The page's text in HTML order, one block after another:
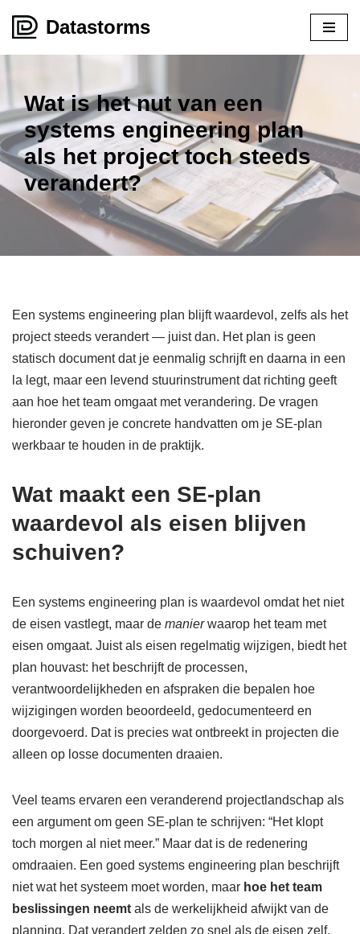
inhoud
Datastorms
Wat is het nut van een
systems engineering plan
als het project toch steeds
verandert?
Een systems engineering plan blijft waardevol, zelfs als het
project steeds verandert — juist dan. Het plan is geen
statisch document dat je eenmalig schrijft en daarna in een
la legt, maar een levend stuurinstrument dat richting geeft
aan hoe het team omgaat met verandering. De vragen
hieronder geven je concrete handvatten om je SE-plan
werkbaar te houden in de praktijk.
Wat maakt een SE-plan
waardevol als eisen blijven
schuiven?
Een systems engineering plan is waardevol omdat het niet
de eisen vastlegt, maar de manierwaarop het team met
eisen omgaat. Juist als eisen regelmatig wijzigen, biedt het
plan houvast: het beschrijft de processen,
verantwoordelijkheden en afspraken die bepalen hoe
wijzigingen worden beoordeeld, gedocumenteerd en
doorgevoerd. Dat is precies wat ontbreekt in projecten die
alleen op losse documenten draaien.
Veel teams ervaren een veranderend projectlandschap als
een argument om geen SE-plan te schrijven: “Het klopt
toch morgen al niet meer.” Maar dat is de redenering
omdraaien. Een goed systems engineering plan beschrijft
niet wat het systeem moet worden, maar hoe het team
beslissingen neemt als de werkelijkheid afwijkt van de
planning. Dat verandert zelden zo snel als de eisen zelf.